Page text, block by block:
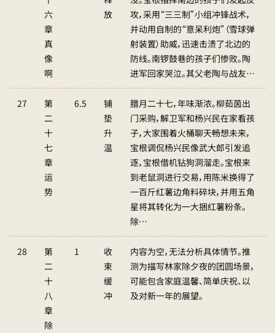
六
章
真
像
啊
放
攻，采用“三三制”小组冲锋战术，
并动用自制的“意呆利炮”（雪球弹
射装置）助威，迅速击溃了北边的
防线。南锣鼓巷的孩子们惨败。陶
进军回家哭泣。其父老陶与战友…
27
第
二
十
七
章
运
势
6.5
铺
垫
升
温
腊月二十七，年味渐浓。柳茹茵出
门采购，解卫军和杨兴民在家看孩
子，大家围着火桶聊天畅想未来，
宝根调侃杨兴民像武大郎引发追
逐，宝根借机钻狗洞溜走。宝根来
到老鼠洞进行交易，用陈米换得了
一百斤红薯边角料碎块，并用五角
星将其转化为一大捆红薯粉条。
除…
28
第
二
十
八
章
除
1
收
束
缓
冲
内容为空，无法分析具体情节。推
测为描写林家除夕夜的团圆场景，
可能包含家庭温馨、简单庆祝、以
及对新一年的展望。